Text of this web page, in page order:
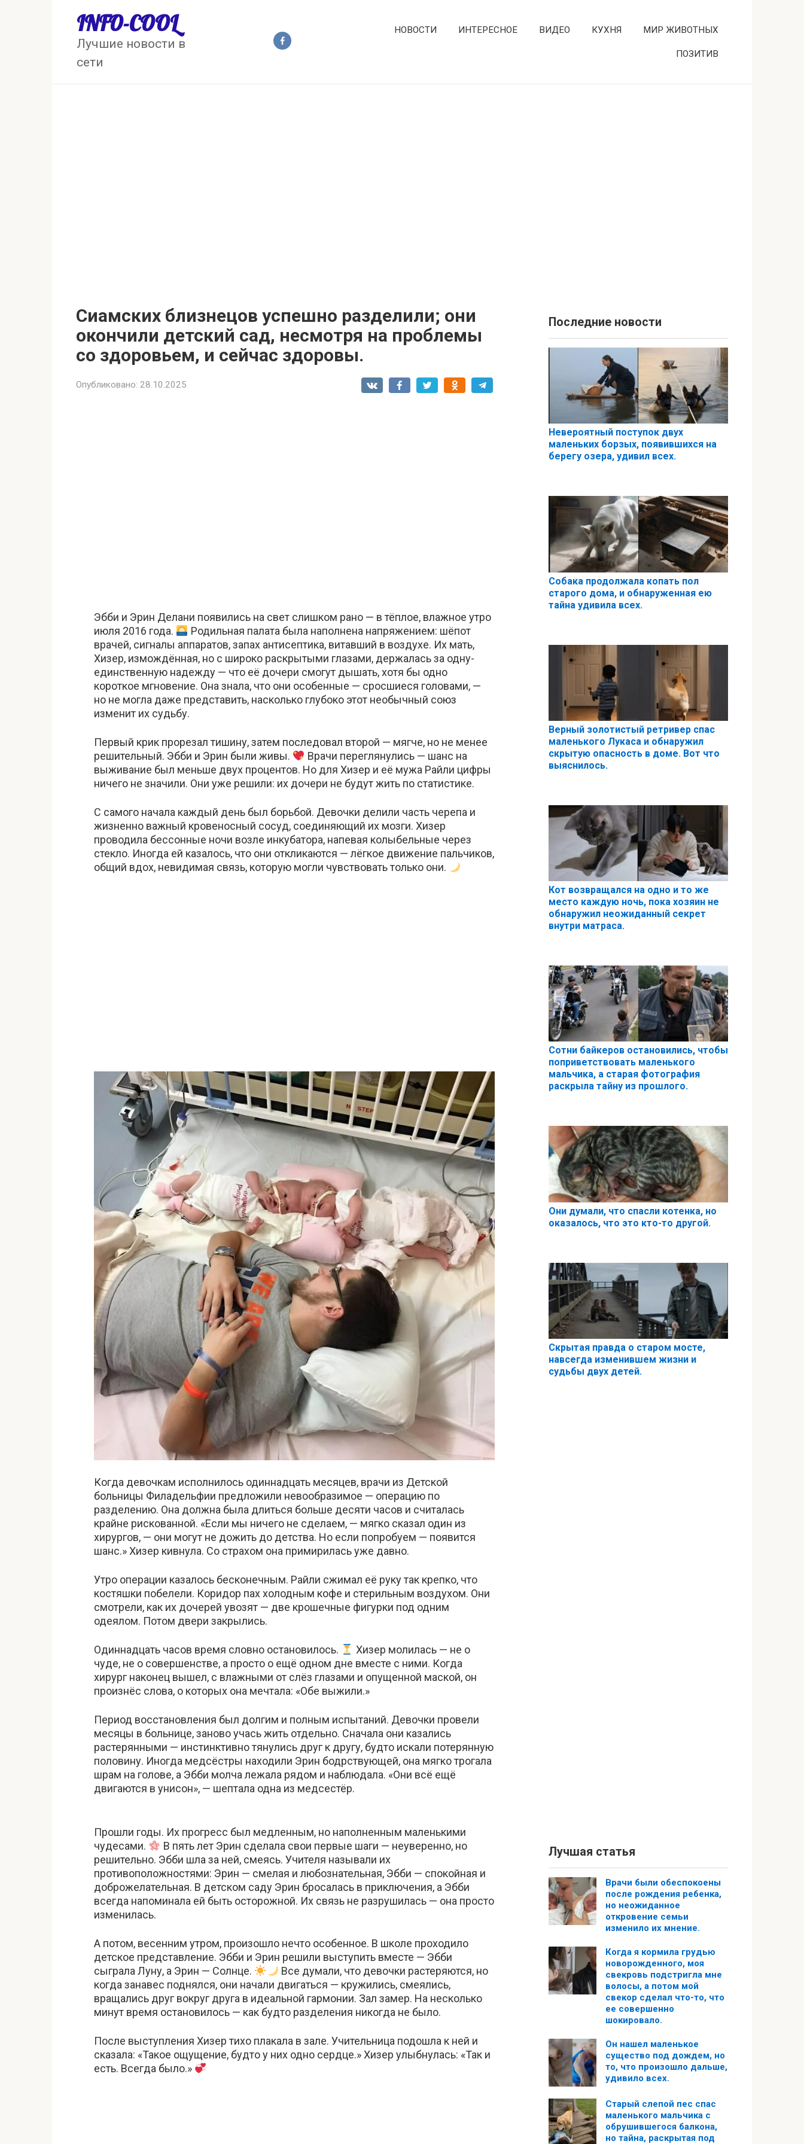
INFO-COOL
Лучшие новости в
сети
НОВОСТИ ИНТЕРЕСНОЕ ВИДЕО КУХНЯ МИР ЖИВОТНЫХ
ПОЗИТИВ
Сиамских близнецов успешно разделили; они
окончили детский сад, несмотря на проблемы
со здоровьем, и сейчас здоровы.
Опубликовано: 28.10.2025
Эбби и Эрин Делани появились на свет слишком рано — в тёплое, влажное утро
июля 2016 года.
Родильная палата была наполнена напряжением: шёпот
врачей, сигналы аппаратов, запах антисептика, витавший в воздухе. Их мать,
Хизер, измождённая, но с широко раскрытыми глазами, держалась за одну-
единственную надежду — что её дочери смогут дышать, хотя бы одно
короткое мгновение. Она знала, что они особенные — сросшиеся головами, —
но не могла даже представить, насколько глубоко этот необычный союз
изменит их судьбу.
Первый крик прорезал тишину, затем последовал второй — мягче, но не менее
решительный. Эбби и Эрин были живы.
Врачи переглянулись — шанс на
выживание был меньше двух процентов. Но для Хизер и её мужа Райли цифры
ничего не значили. Они уже решили: их дочери не будут жить по статистике.
С самого начала каждый день был борьбой. Девочки делили часть черепа и
жизненно важный кровеносный сосуд, соединяющий их мозги. Хизер
проводила бессонные ночи возле инкубатора, напевая колыбельные через
стекло. Иногда ей казалось, что они откликаются — лёгкое движение пальчиков,
общий вдох, невидимая связь, которую могли чувствовать только они.
Когда девочкам исполнилось одиннадцать месяцев, врачи из Детской
больницы Филадельфии предложили невообразимое — операцию по
разделению. Она должна была длиться больше десяти часов и считалась
крайне рискованной. «Если мы ничего не сделаем, — мягко сказал один из
хирургов, — они могут не дожить до детства. Но если попробуем — появится
шанс.» Хизер кивнула. Со страхом она примирилась уже давно.
Утро операции казалось бесконечным. Райли сжимал её руку так крепко, что
костяшки побелели. Коридор пах холодным кофе и стерильным воздухом. Они
смотрели, как их дочерей увозят — две крошечные фигурки под одним
одеялом. Потом двери закрылись.
Одиннадцать часов время словно остановилось.
Хизер молилась — не о
чуде, не о совершенстве, а просто о ещё одном дне вместе с ними. Когда
хирург наконец вышел, с влажными от слёз глазами и опущенной маской, он
произнёс слова, о которых она мечтала: «Обе выжили.»
Период восстановления был долгим и полным испытаний. Девочки провели
месяцы в больнице, заново учась жить отдельно. Сначала они казались
растерянными — инстинктивно тянулись друг к другу, будто искали потерянную
половину. Иногда медсёстры находили Эрин бодрствующей, она мягко трогала
шрам на голове, а Эбби молча лежала рядом и наблюдала. «Они всё ещё
двигаются в унисон», — шептала одна из медсестёр.
Прошли годы. Их прогресс был медленным, но наполненным маленькими
чудесами.
В пять лет Эрин сделала свои первые шаги — неуверенно, но
решительно. Эбби шла за ней, смеясь. Учителя называли их
противоположностями: Эрин — смелая и любознательная, Эбби — спокойная и
доброжелательная. В детском саду Эрин бросалась в приключения, а Эбби
всегда напоминала ей быть осторожной. Их связь не разрушилась — она просто
изменилась.
А потом, весенним утром, произошло нечто особенное. В школе проходило
детское представление. Эбби и Эрин решили выступить вместе — Эбби
сыграла Луну, а Эрин — Солнце.
Все думали, что девочки растеряются, но
когда занавес поднялся, они начали двигаться — кружились, смеялись,
вращались друг вокруг друга в идеальной гармонии. Зал замер. На несколько
минут время остановилось — как будто разделения никогда не было.
После выступления Хизер тихо плакала в зале. Учительница подошла к ней и
сказала: «Такое ощущение, будто у них одно сердце.» Хизер улыбнулась: «Так и
есть. Всегда было.»
Последние новости
Невероятный поступок двух
маленьких борзых, появившихся на
берегу озера, удивил всех.
Собака продолжала копать пол
старого дома, и обнаруженная ею
тайна удивила всех.
Верный золотистый ретривер спас
маленького Лукаса и обнаружил
скрытую опасность в доме. Вот что
выяснилось.
Кот возвращался на одно и то же
место каждую ночь, пока хозяин не
обнаружил неожиданный секрет
внутри матраса.
Сотни байкеров остановились, чтобы
поприветствовать маленького
мальчика, а старая фотография
раскрыла тайну из прошлого.
Они думали, что спасли котенка, но
оказалось, что это кто-то другой.
Скрытая правда о старом мосте,
навсегда изменившем жизни и
судьбы двух детей.
Лучшая статья
Врачи были обеспокоены
после рождения ребенка,
но неожиданное
откровение семьи
изменило их мнение.
Когда я кормила грудью
новорожденного, моя
свекровь подстригла мне
волосы, а потом мой
свекор сделал что-то, что
ее совершенно
шокировало.
Он нашел маленькое
существо под дождем, но
то, что произошло дальше,
удивило всех.
Старый слепой пес спас
маленького мальчика с
обрушившегося балкона,
но тайна, раскрытая под